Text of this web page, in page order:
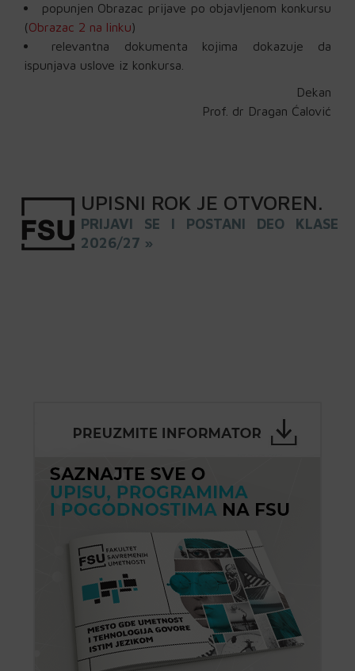
popunjen Obrazac prijave po objavljenom konkursu
(Obrazac 2 na linku)
relevantna dokumenta kojima dokazuje da
ispunjava uslove iz konkursa.
Dekan
Prof. dr Dragan Ćalović
UPISNI ROK JE OTVOREN.
PRIJAVI SE I POSTANI DEO KLASE
2026/27 »